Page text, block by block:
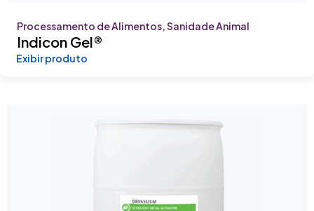
Processamento de Alimentos, Sanidade Animal
Indicon Gel®
Exibir produto